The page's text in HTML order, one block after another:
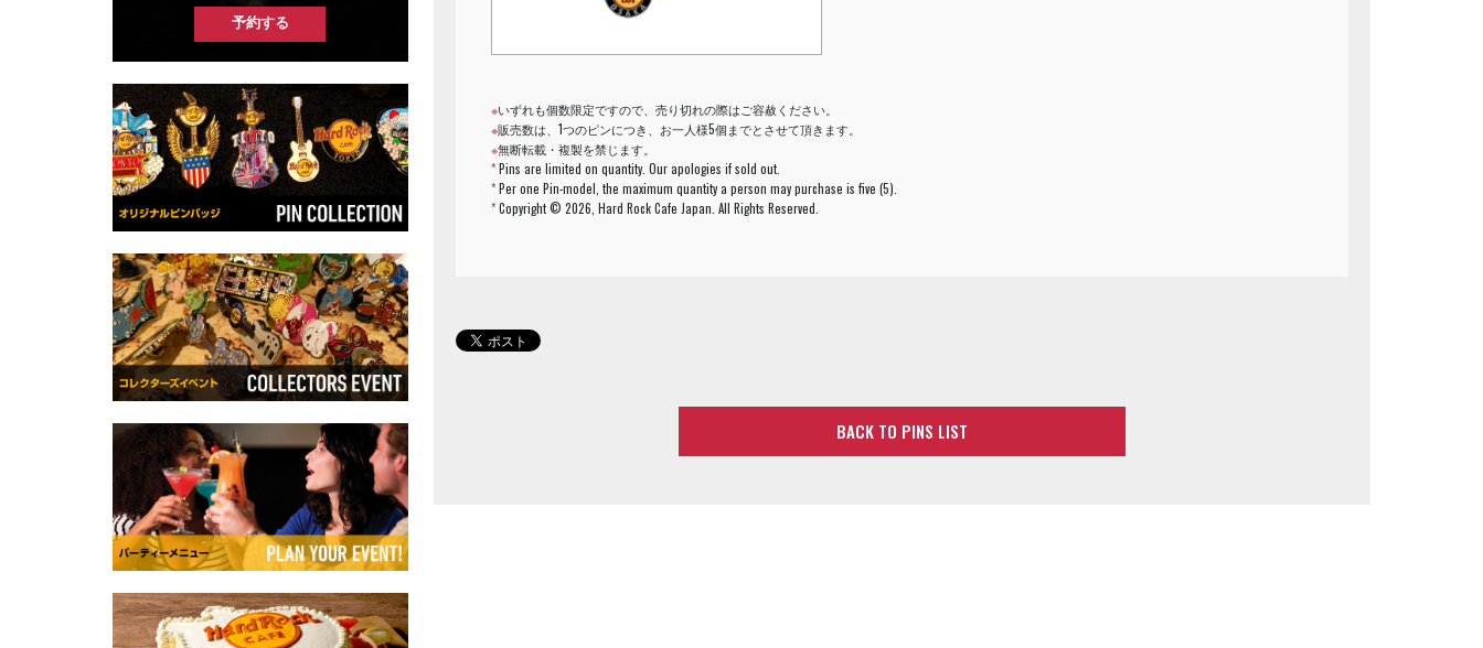
※いずれも個数限定ですので、売り切れの際はご容赦ください。
※販売数は、1つのピンにつき、お一人様5個までとさせて頂きます。
※無断転載・複製を禁じます。
*Pins are limited on quantity. Our apologies if sold out.
*Per one Pin-model, the maximum quantity a person may purchase is five (5).
*Copyright ©2026, Hard Rock Cafe Japan. All Rights Reserved.
BACK TO PINS LIST